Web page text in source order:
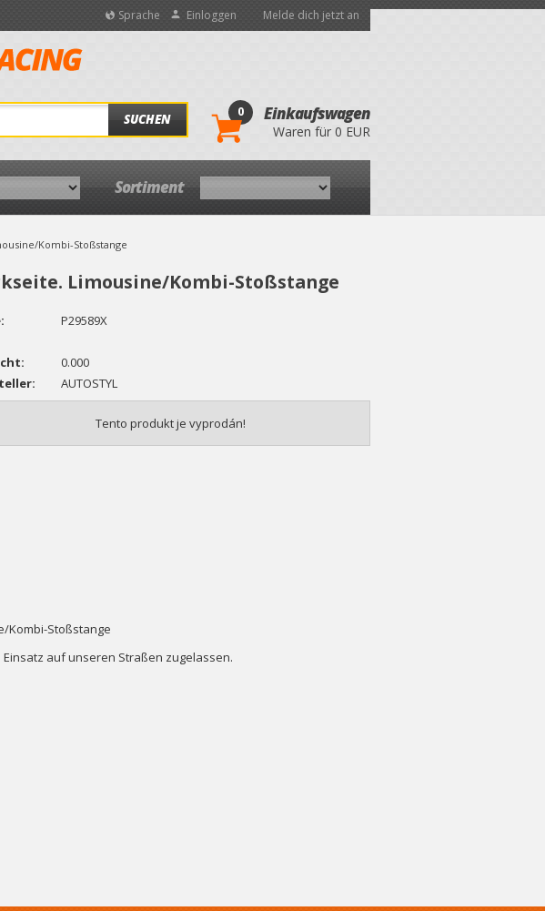
Sprache Einloggen Melde dich jetzt an
SUCHEN 0 Einkaufswagen
Waren für 0 EUR
Sortiment
Kombi-Stoßstange
Limousine/Kombi-Stoßstange
P29589X
0.000
AUTOSTYL
Tento produkt je vyprodán!
Kombi-Stoßstange
auf unseren Straßen zugelassen.